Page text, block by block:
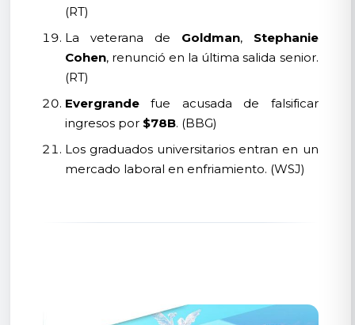
(RT)
La veterana de Goldman, Stephanie
Cohen, renunció en la última salida senior.
(RT)
Evergrandefue acusada de falsificar
ingresos por $78B. (BBG)
Los graduados universitarios entran en un
mercado laboral en enfriamiento. (WSJ)